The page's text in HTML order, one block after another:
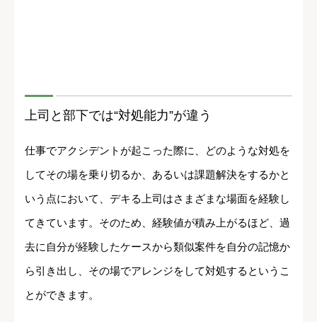
上司と部下では“対処能力”が違う
仕事でアクシデントが起こった際に、どのような対処を
してその場を乗り切るか、あるいは課題解決をするかと
いう点において、デキる上司はさまざまな場面を経験し
てきています。そのため、経験値が積み上がるほど、過
去に自分が経験したケースから類似案件を自分の記憶か
ら引き出し、その場でアレンジをして対処するというこ
とができます。